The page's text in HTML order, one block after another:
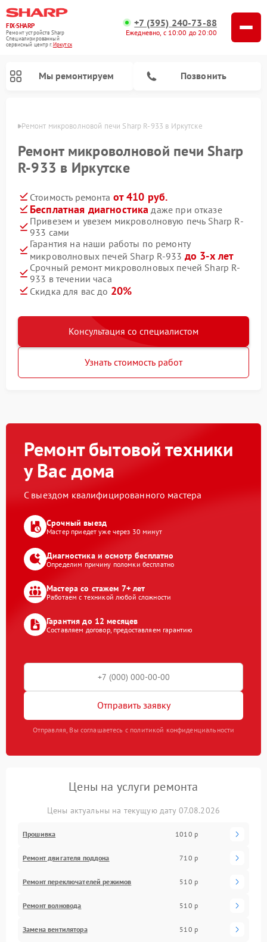
FIX-SHARP
Ремонт устройств Sharp
Специализированный
cервисный центр г.Иркутск
+7 (395) 240-73-88
Ежедневно, с 10:00 до 20:00
Мы ремонтируем Позвонить
Ремонт микроволновой печи Sharp R-933 в Иркутске
Ремонт микроволновой печи Sharp
R-933 в Иркутске
Стоимость ремонта от 410 руб.
Бесплатная диагностика даже при отказе
Привезем и увезем микроволновую печь Sharp R-
933 сами
Гарантия на наши работы по ремонту
микроволновых печей Sharp R-933 до 3-х лет
Срочный ремонт микроволновых печей Sharp R-
933 в течении часа
Скидка для вас до 20%
Консультация со специалистом
Узнать стоимость работ
Ремонт бытовой техники
у Вас дома
С выездом квалифицированного мастера
Срочный выезд
Мастер приедет уже через 30 минут
Диагностика и осмотр бесплатно
Определим причину поломки бесплатно
Мастера со стажем 7+ лет
Работаем с техникой любой сложности
Гарантия до 12 месяцев
Составляем договор, предоставляем гарантию
Отправить заявку
Отправляя, Вы соглашаетесь с политикой конфиденциальности
Цены на услуги ремонта
Цены актуальны на текущую дату 07.08.2026
Прошивка 1010 р
Ремонт двигателя поддона 710 р
Ремонт переключателей режимов 510 р
Ремонт волновода 510 р
Замена вентилятора 510 р